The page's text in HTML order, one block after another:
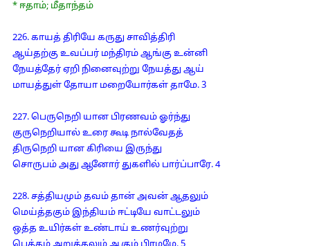
* ஈதாம்; மீதாந்தம்
226. காயத் திரியே கருது சாவித்திரி
ஆய்தற்கு உவப்பர் மந்திரம் ஆங்கு உன்னி
நேயத்தேர் ஏறி நினைவுற்று நேயத்து ஆய்
மாயத்துள் தோயா மறையோர்கள் தாமே. 3
227. பெருநெறி யான பிரணவம் ஓர்ந்து
குருநெறியால் உரை கூடி நால்வேதத்
திருநெறி யான கிரியை இருந்து
சொருபம் அது ஆனோர் துகளில் பார்ப்பாரே. 4
228. சத்தியமும் தவம் தான் அவன் ஆதலும்
மெய்த்தகும் இந்தியம் ஈட்டியே வாட்டலும்
ஒத்த உயிர்கள் உண்டாய் உணர்வுற்று